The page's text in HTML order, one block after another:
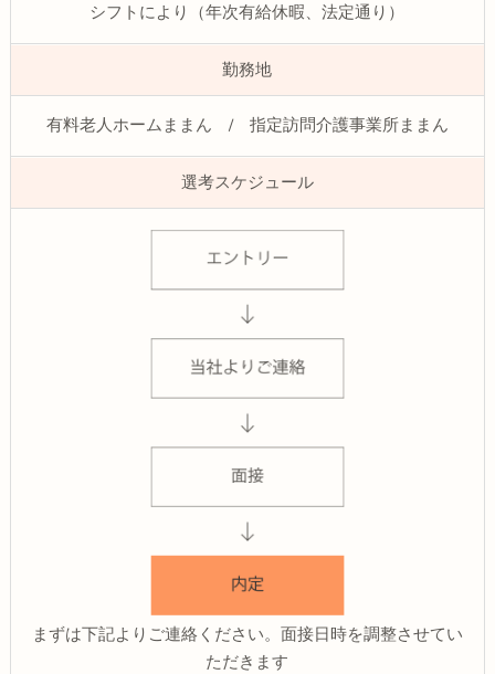
シフトにより（年次有給休暇、法定通り）
勤務地
有料老人ホームままん / 指定訪問介護事業所ままん
選考スケジュール
まずは下記よりご連絡ください。面接日時を調整させてい
ただきます